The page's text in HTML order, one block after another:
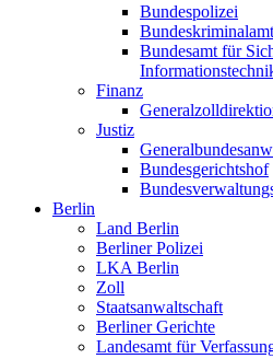
Bundespolizei
Bundeskriminalamt
Bundesamt für
Finanz
Justiz
Bundesgerichtshof
Berlin
Land Berlin
Berliner Polizei
LKA Berlin
Zoll
Staatsanwaltschaft
Berliner Gerichte
Landesamt für